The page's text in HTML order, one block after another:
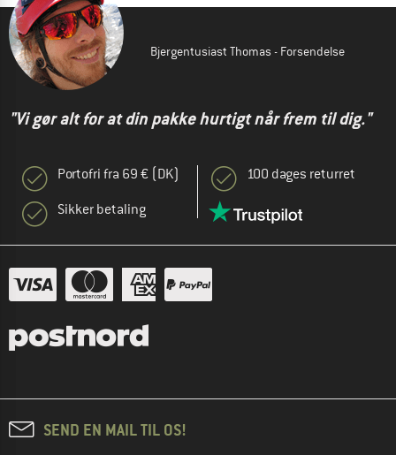
Bjergentusiast Thomas - Forsendelse
"Vi gør alt for at din pakke hurtigt når frem til dig."
Portofri fra 69 € (DK)
Sikker betaling
100 dages returret
SEND EN MAIL TIL OS!